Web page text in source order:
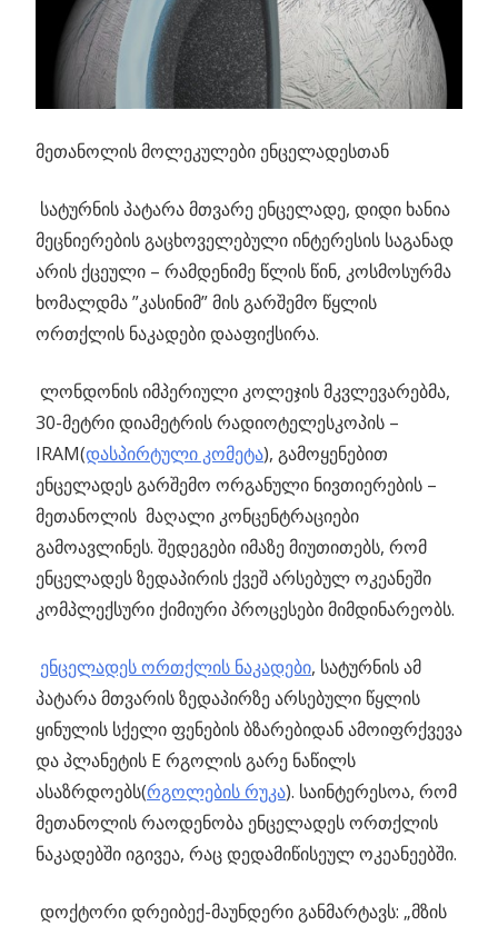
მეთანოლის მოლეკულები ენცელადესთან
სატურნის პატარა მთვარე ენცელადე, დიდი ხანია
მეცნიერების გაცხოველებული ინტერესის საგანად
არის ქცეული – რამდენიმე წლის წინ, კოსმოსურმა
ხომალდმა ”კასინიმ” მის გარშემო წყლის
ორთქლის ნაკადები დააფიქსირა.
ლონდონის იმპერიული კოლეჯის მკვლევარებმა,
30-მეტრი დიამეტრის რადიოტელესკოპის –
IRAM(დასპირტული კომეტა), გამოყენებით
ენცელადეს გარშემო ორგანული ნივთიერების –
მეთანოლის მაღალი კონცენტრაციები
გამოავლინეს. შედეგები იმაზე მიუთითებს, რომ
ენცელადეს ზედაპირის ქვეშ არსებულ ოკეანეში
კომპლექსური ქიმიური პროცესები მიმდინარეობს.
ენცელადეს ორთქლის ნაკადები, სატურნის ამ
პატარა მთვარის ზედაპირზე არსებული წყლის
ყინულის სქელი ფენების ბზარებიდან ამოიფრქვევა
და პლანეტის E რგოლის გარე ნაწილს
ასაზრდოებს(რგოლების რუკა). საინტერესოა, რომ
მეთანოლის რაოდენობა ენცელადეს ორთქლის
ნაკადებში იგივეა, რაც დედამიწისეულ ოკეანეებში.
დოქტორი დრეიბექ-მაუნდერი განმარტავს: „მზის